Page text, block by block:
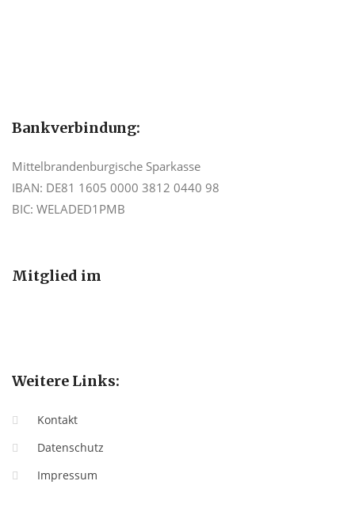
Bankverbindung:
Mittelbrandenburgische Sparkasse
IBAN: DE81 1605 0000 3812 0440 98
BIC: WELADED1PMB
Mitglied im
Weitere Links:
Kontakt
Datenschutz
Impressum